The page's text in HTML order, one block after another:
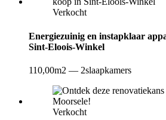
Verkocht
Energiezuinig en instapklaar
Sint-Eloois-Winkel
110,00m2 — 2slaapkamers
Verkocht